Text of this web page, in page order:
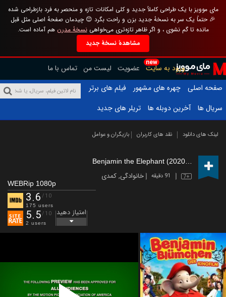
مای موویز با یک طراحی کاملاً جدید و کلی امکانات تازه و منحصر به فرد بازطراحی شده
🎉 حتماً یک سر به نسخهٔ جدید بزن و راحت بگرد 😊 چیدمان صفحهٔ اصلی مثل قبل
مانده تا گم نشوی ، و اگر ظاهر تازه‌تری می‌خواهینسخهٔ مدرن هم آماده است.
مشاهدهٔ نسخهٔ جدید
new
ورود به سایت عضویت لیست من تماس با ما
صفحه اصلی
چهره های مشهور
فیلم های برتر
سریال ها
آخرین دوبله ها تریلر های جدید
لینک های دانلود نقد های کاربران بازیگران و عوامل
(2019)
7+ 91 دقیقه خانوادگی,کمدی
WEBRip 1080p
3.6 /10
175 users
5.5/10
2 users
امتیاز دهید